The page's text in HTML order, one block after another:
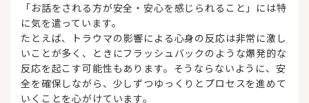
「お話をされる方が安全・安心を感じられること」には特
に気を遣っています。
たとえば、トラウマの影響による心身の反応は非常に激し
いことが多く、ときにフラッシュバックのような爆発的な
反応を起こす可能性もあります。そうならないように、安
全を確保しながら、少しずつゆっくりとプロセスを進めて
いくことを心がけています。